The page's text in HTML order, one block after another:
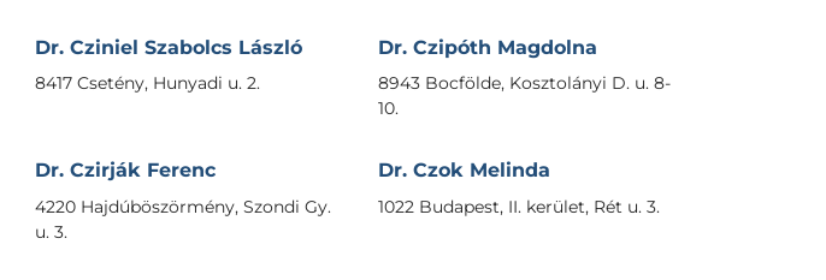
Dr. Cziniel Szabolcs László
8417 Csetény, Hunyadi u. 2.
Dr. Czipóth Magdolna
8943 Bocfölde, Kosztolányi D. u. 8-
10.
Dr. Czirják Ferenc
4220 Hajdúböszörmény, Szondi Gy.
u. 3.
Dr. Czok Melinda
1022 Budapest, II. kerület, Rét u. 3.